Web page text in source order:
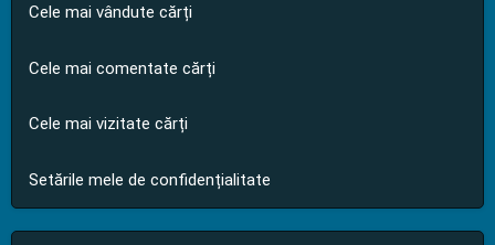
Cele mai vândute cărți
Cele mai comentate cărți
Cele mai vizitate cărți
Setările mele de confidențialitate